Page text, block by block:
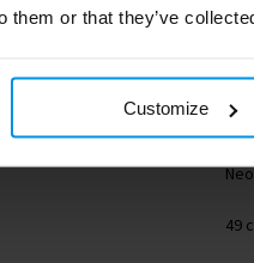
them or that they’ve
Customize
82 g
49